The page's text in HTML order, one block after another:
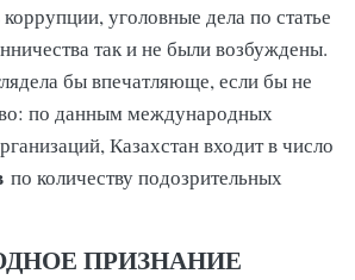
уголовные дела по статье
так и не были возбуждены.
бы впечатляюще, если бы не
по данным международных
Казахстан входит в число
по количеству подозрительных
ПРИЗНАНИЕ